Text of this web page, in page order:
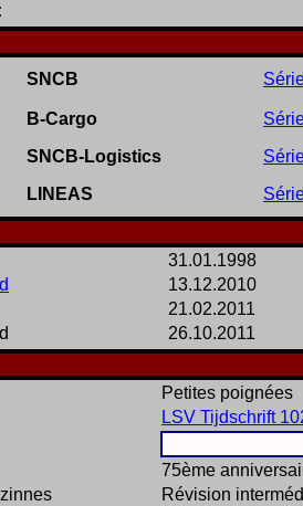
SNCB
B-Cargo
SNCB-Logistics
LINEAS
31.01.1998
13.12.2010
21.02.2011
26.10.2011
Petites poignées
LSV Tijdschrift
75ème
Révision